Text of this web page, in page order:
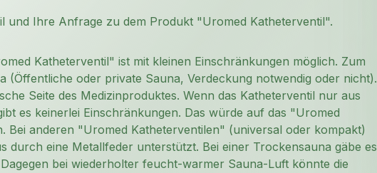
und Ihre Anfrage zu dem Produkt "Uromed Katheterventil".
Katheterventil" ist mit kleinen Einschränkungen möglich. Zum
(Öffentliche oder private Sauna, Verdeckung notwendig oder nicht).
Seite des Medizinproduktes. Wenn das Katheterventil nur aus
es keinerlei Einschränkungen. Das würde auf das "Uromed
Bei anderen "Uromed Katheterventilen" (universal oder kompakt)
durch eine Metallfeder unterstützt. Bei einer Trockensauna gäbe es
bei wiederholter feucht-warmer Sauna-Luft könnte die